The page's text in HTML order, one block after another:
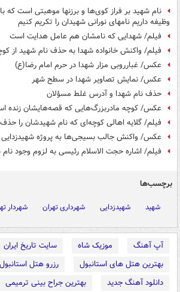
نام شهید بر فراز کوی‌ها و برزنها موهبتی است که
وظیفه داریم نامهای نورانی شهیدان را تکریم کنیم
فیلم/ شهدایی که نامشان هم عامل هدایت است
فیلم/ واکنش خانواده شهدا به حذف نام شهید از
عکس/ غبارروبی مزار شهدا در حرم امام رضا(ع)
عکس/ نمایش تصاویر شهدا در سطح شهر
حذف نام شهدا و آدرس غلط مسؤلان
عکس/ کوچه مادربزرگ‌هایی که قصه‌هایشان زنده
فیلم/ گلایه اهالی کوچه‌ای که نام شهیدشان را
عکس/ واکنش جالب بسیجی‌ها به پروژه شهیدزدایی
فیلم/ اشاره حجت الاسلام رئیسی به لزوم وجود
برچسب‌ها
شهید شهیدزدایی شهرداری تهران شهردار
آپ آهنگ موزیک شاه
سایت تاریخ ایران
بهترین هتل های استانبول
رزرو هتل استانبول
دانلود آهنگ جدید
بهترین جراح بینی ترمیمی